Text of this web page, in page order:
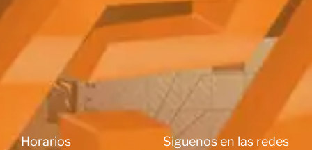
Horarios Siguenos en las redes